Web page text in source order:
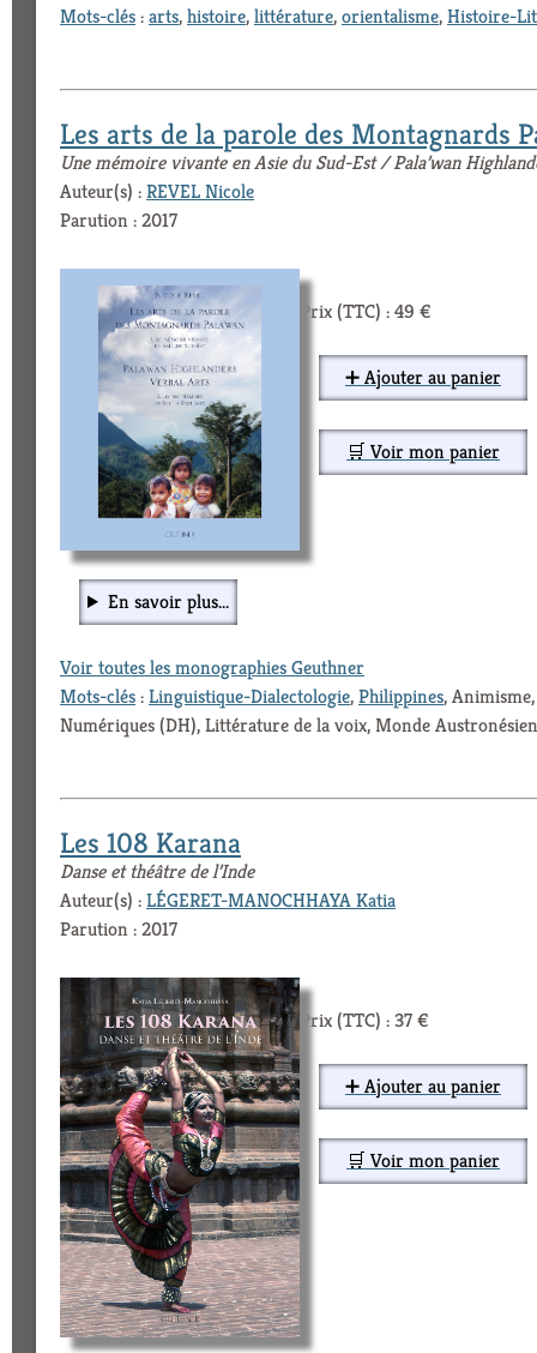
Mots-clés:arts,histoire,littérature,orientalisme,Histoire-
Les arts de la parole des Montagnards
Une mémoire vivante en Asie du Sud-Est / Pala’wan
Auteur(s) :REVEL Nicole
Parution : 2017
Prix (TTC) : 49 €
➕ Ajouter au panier
🛒 Voir mon panier
En savoir plus...
Voir toutes les monographies Geuthner
Mots-clés:Linguistique-Dialectologie,Philippines,
Numériques (DH), Littérature de la voix, Monde
Les 108 Karana
Danse et théâtre de l’Inde
Auteur(s) :LÉGERET-MANOCHHAYA Katia
Parution : 2017
Prix (TTC) : 37 €
➕ Ajouter au panier
🛒 Voir mon panier